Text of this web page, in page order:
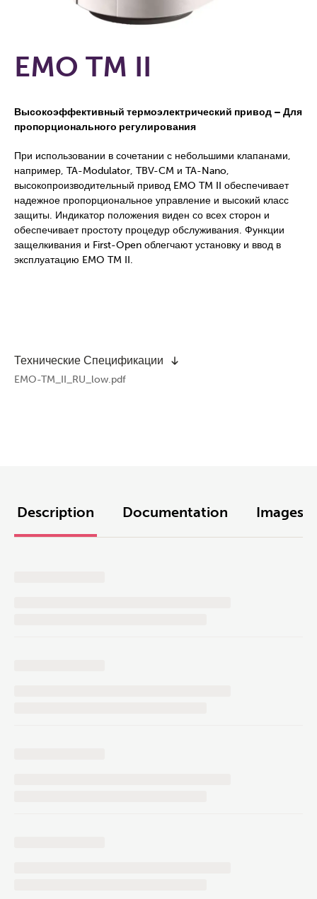
EMO TM II
Высокоэффективный термоэлектрический привод – Для
пропорционального регулирования
При использовании в сочетании с небольшими клапанами,
например, TA-Modulator, TBV-CM и TA-Nano,
высокопроизводительный привод EMO TM II обеспечивает
надежное пропорциональное управление и высокий класс
защиты. Индикатор положения виден со всех сторон и
обеспечивает простоту процедур обслуживания. Функции
защелкивания и First-Open облегчают установку и ввод в
эксплуатацию EMO TM II.
Технические Спецификации
EMO-TM_II_RU_low.pdf
Description Documentation Images